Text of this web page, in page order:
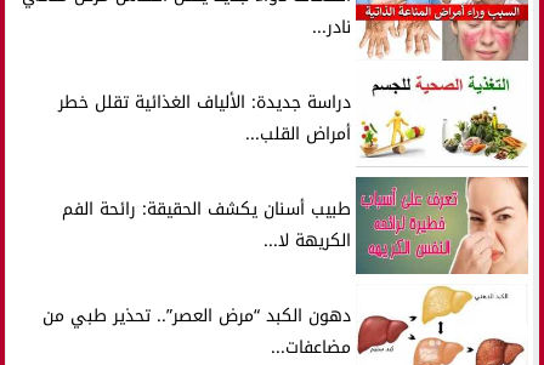
نادر...
دراسة جديدة: الألياف الغذائية تقلل خطر
أمراض القلب...
طبيب أسنان يكشف الحقيقة: رائحة الفم
الكريهة لا...
دهون الكبد “مرض العصر”.. تحذير طبي من
مضاعفات...